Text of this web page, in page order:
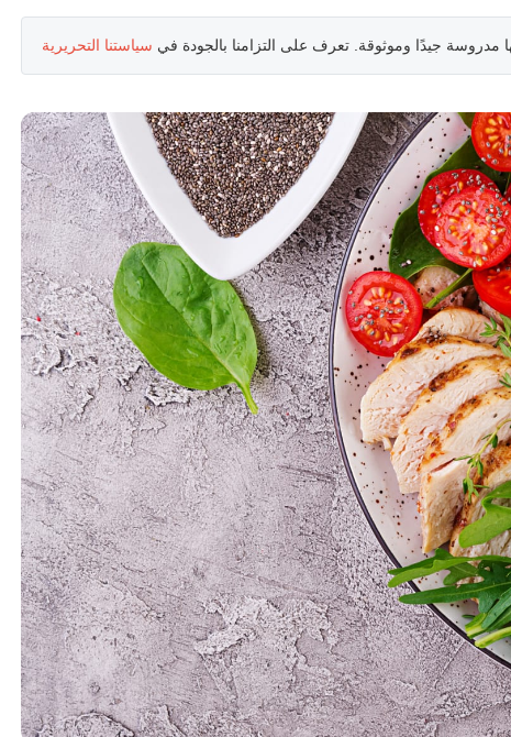
مدروسة جيدًا وموثوقة. تعرف على التزامنا بالجودة في سياستنا التحريرية
الوقت المناسب لممارسة التمارين 🔥 مايك تايسون دفع ما يصل 💪